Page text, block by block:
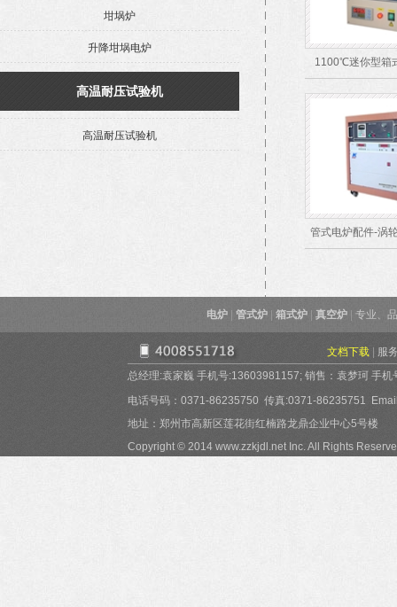
坩埚炉
升降坩埚电炉
高温耐压试验机
高温耐压试验机
1100℃迷你型箱
管式电炉配件-涡
电炉 管式炉 箱式炉 真空炉 专业、
文档下载
服
总经理:袁家巍 手机号:13603981157; 销售：袁梦珂 手
电话号码：0371-86235750 传真:0371-86235751
地址：郑州市高新区莲花街红楠路龙鼎企业中心5号楼
Copyright © 2014 www.zzkjdl.net Inc. All Rights